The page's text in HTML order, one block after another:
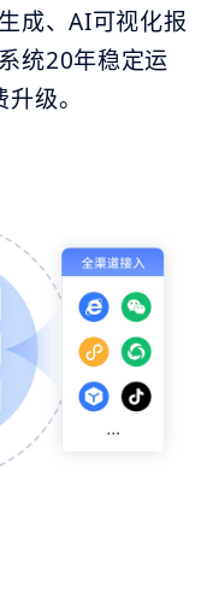
成、AI可视化报
统20年稳定运
级。